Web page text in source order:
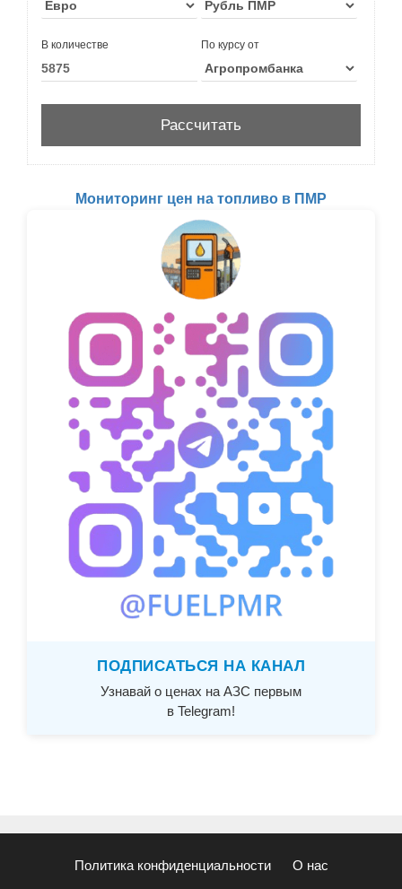
В количестве По курсу от
Мониторинг цен на топливо в ПМР
ПОДПИСАТЬСЯ НА КАНАЛ
Узнавай о ценах на АЗС первым
в Telegram!
Политика конфиденциальности О нас